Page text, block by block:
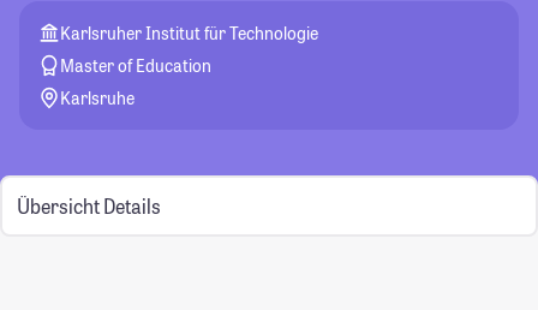
Karlsruher Institut für Technologie
Master of Education
Karlsruhe
Übersicht Details